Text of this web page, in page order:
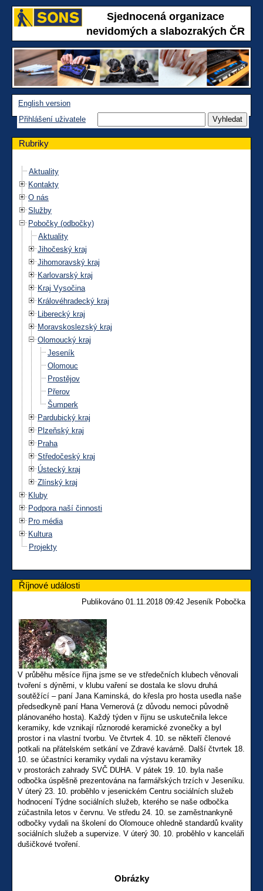
Sjednocená organizace
nevidomých a slabozrakých ČR
English version
Přihlášení uživatele
Rubriky
Aktuality
Kontakty
O nás
Služby
Pobočky (odbočky)
Aktuality
Jihočeský kraj
Jihomoravský kraj
Karlovarský kraj
Kraj Vysočina
Královéhradecký kraj
Liberecký kraj
Moravskoslezský kraj
Olomoucký kraj
Jeseník
Olomouc
Prostějov
Přerov
Šumperk
Pardubický kraj
Plzeňský kraj
Praha
Středočeský kraj
Ústecký kraj
Zlínský kraj
Kluby
Podpora naší činnosti
Pro média
Kultura
Projekty
Říjnové události
Publikováno 01.11.2018 09:42 Jeseník Pobočka
V průběhu měsíce října jsme se ve středečních klubech věnovali
tvoření s dýněmi, v klubu vaření se dostala ke slovu druhá
soutěžící – paní Jana Kaminská, do křesla pro hosta usedla naše
předsedkyně paní Hana Vernerová (z důvodu nemoci původně
plánovaného hosta). Každý týden v říjnu se uskutečnila lekce
keramiky, kde vznikají různorodé keramické zvonečky a byl
prostor i na vlastní tvorbu. Ve čtvrtek 4. 10. se někteří členové
potkali na přátelském setkání ve Zdravé kavárně. Další čtvrtek 18.
10. se účastníci keramiky vydali na výstavu keramiky
v prostorách zahrady SVČ DUHA. V pátek 19. 10. byla naše
odbočka úspěšně prezentována na farmářských trzích v Jeseníku.
V úterý 23. 10. proběhlo v jesenickém Centru sociálních služeb
hodnocení Týdne sociálních služeb, kterého se naše odbočka
zúčastnila letos v červnu. Ve středu 24. 10. se zaměstnankyně
odbočky vydali na školení do Olomouce ohledně standardů kvality
sociálních služeb a supervize. V úterý 30. 10. proběhlo v kanceláři
dušičkové tvoření.
Obrázky